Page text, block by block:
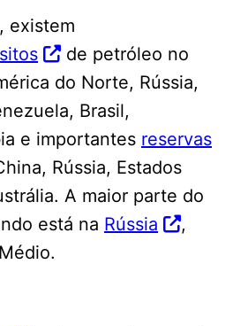
existem
de petróleo no
do Norte, Rússia,
Brasil,
e importantes reservas
Rússia, Estados
A maior parte do
está na Rússia
,